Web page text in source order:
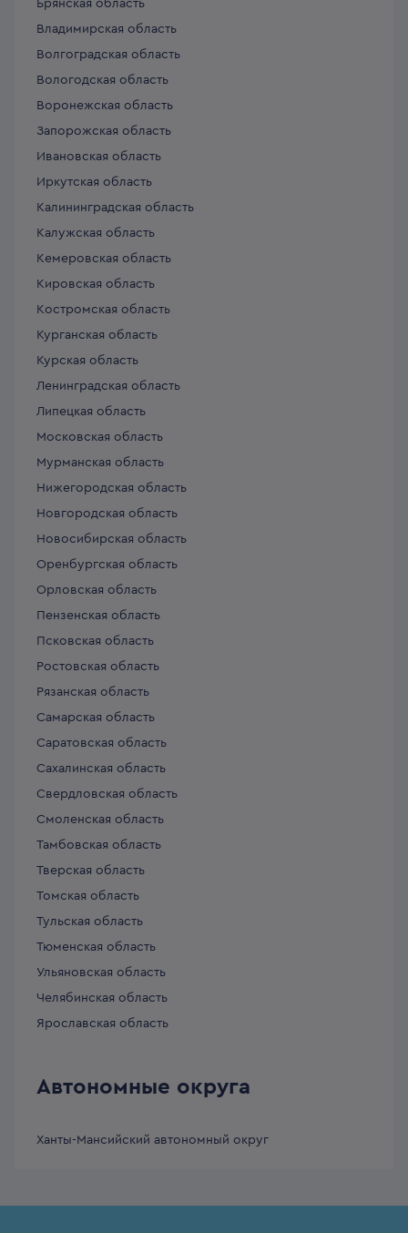
Брянская область
Владимирская область
Волгоградская область
Вологодская область
Воронежская область
Запорожская область
Ивановская область
Иркутская область
Калининградская область
Калужская область
Кемеровская область
Кировская область
Костромская область
Курганская область
Курская область
Ленинградская область
Липецкая область
Московская область
Мурманская область
Нижегородская область
Новгородская область
Новосибирская область
Оренбургская область
Орловская область
Пензенская область
Псковская область
Ростовская область
Рязанская область
Самарская область
Саратовская область
Сахалинская область
Свердловская область
Смоленская область
Тамбовская область
Тверская область
Томская область
Тульская область
Тюменская область
Ульяновская область
Челябинская область
Ярославская область
Автономные округа
Ханты-Мансийский автономный округ